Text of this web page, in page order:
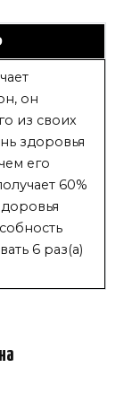
он
из своих
здоровья
его
60%
6 раз(а)